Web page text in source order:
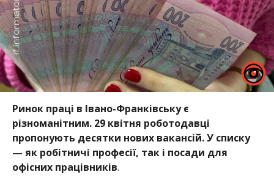
Ринок праці в Івано-Франківську є
різноманітним. 29 квітня роботодавці
пропонують десятки нових вакансій. У списку
— як робітничі професії, так і посади для
офісних працівників.